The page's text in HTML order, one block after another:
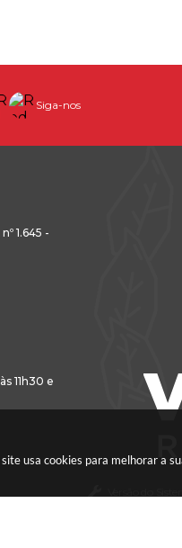
usa cookies para melhorar a
Siga-nos
1.645 -
11h30 e